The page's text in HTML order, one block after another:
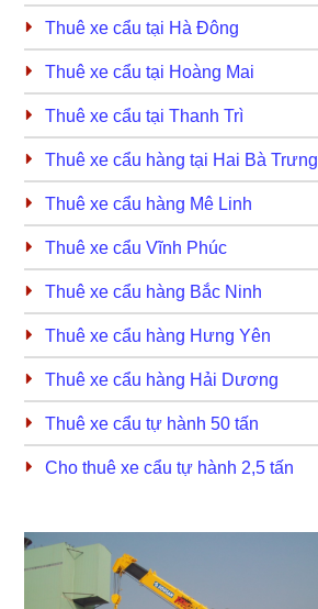
Thuê xe cẩu tại Hà Đông
Thuê xe cẩu tại Hoàng Mai
Thuê xe cẩu tại Thanh Trì
Thuê xe cẩu hàng tại Hai Bà Trưng
Thuê xe cẩu hàng Mê Linh
Thuê xe cẩu Vĩnh Phúc
Thuê xe cẩu hàng Bắc Ninh
Thuê xe cẩu hàng Hưng Yên
Thuê xe cẩu hàng Hải Dương
Thuê xe cẩu tự hành 50 tấn
Cho thuê xe cẩu tự hành 2,5 tấn